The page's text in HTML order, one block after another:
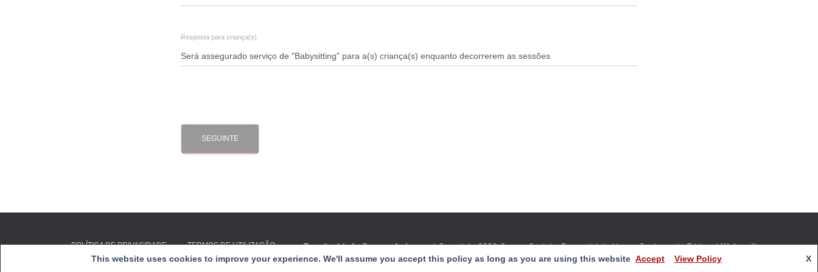
Resposta para criança(s)
SEGUINTE
POLÍTICA DE PRIVACIDADE TERMOS DE UTILIZAÇÃO E-mail:clds4g@cspnsfatima.pt| Copyright 2020Centro Social e Paroquial de Nossa Senhora de Fátima|Webmail
This website uses cookies to improve your experience. We'll assume you accept this policy as long as you are using this website
X
Accept View Policy